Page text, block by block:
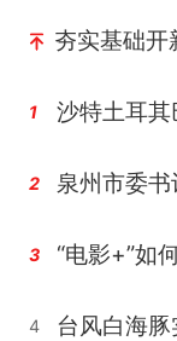
夯实基础开
1
2 泉州市委
3
4 台风白海